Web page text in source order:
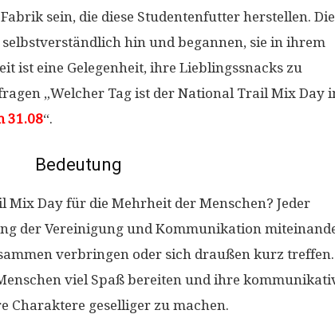
sein, die diese Studentenfutter herstellen. Die
hin und begannen, sie in ihrem
ist eine Gelegenheit, ihre Lieblingssnacks zu
„Welcher Tag ist der National Trail Mix Day
31.08“.
Bedeutung
Mix Day für die Mehrheit der Menschen? Jeder
der Vereinigung und Kommunikation
verbringen oder sich draußen kurz treffen.
viel Spaß bereiten und ihre
Charaktere geselliger zu machen.